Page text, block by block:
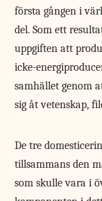
första gången i
del. Som ett
uppgiften att
icke-
samhället genom
sig åt vetenskap,
De tre
tillsammans den
som skulle vara i